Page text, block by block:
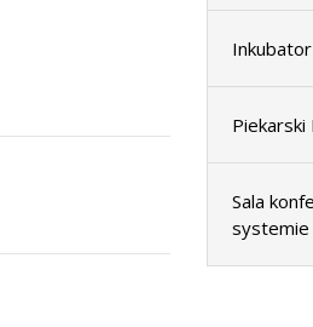
Piekarski
Sala